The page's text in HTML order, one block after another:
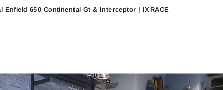
Enfield 650 Continental Gt & Interceptor | IXRACE